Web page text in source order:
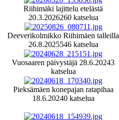
Riihimäki lajittelu etelästä
20.3.2026260 katselua
Deeverikolmikko Riihimäen talleilla
26.8.2025546 katselua
Vuosaaren päivystäjä 28.6.20243
katselua
Pieksämäen konepajan ratapihaa
18.6.20240 katselua